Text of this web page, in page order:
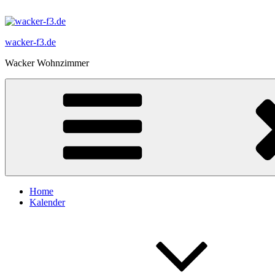
Inhalt
wacker-f3.de
Wacker Wohnzimmer
Home
Kalender